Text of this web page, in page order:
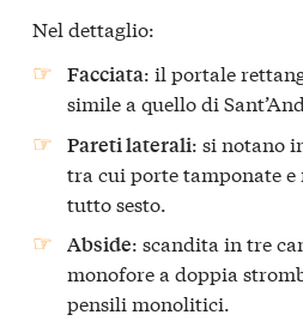
Nel dettaglio:
Facciata: il portale
simile a quello di
Pareti laterali: si notano
tra cui porte tamponate e
tutto sesto.
Abside: scandita in tre
monofore a doppia
pensili monolitici.